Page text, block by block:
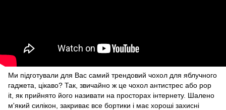
Ми підготували для Вас самий трендовий чохол для яблучного
гаджета, цікаво? Так, звичайно ж це чохол антистрес або pop
it, як прийнято його називати на просторах інтернету. Шалено
м'який силікон, закриває все бортики і має хороші захисні